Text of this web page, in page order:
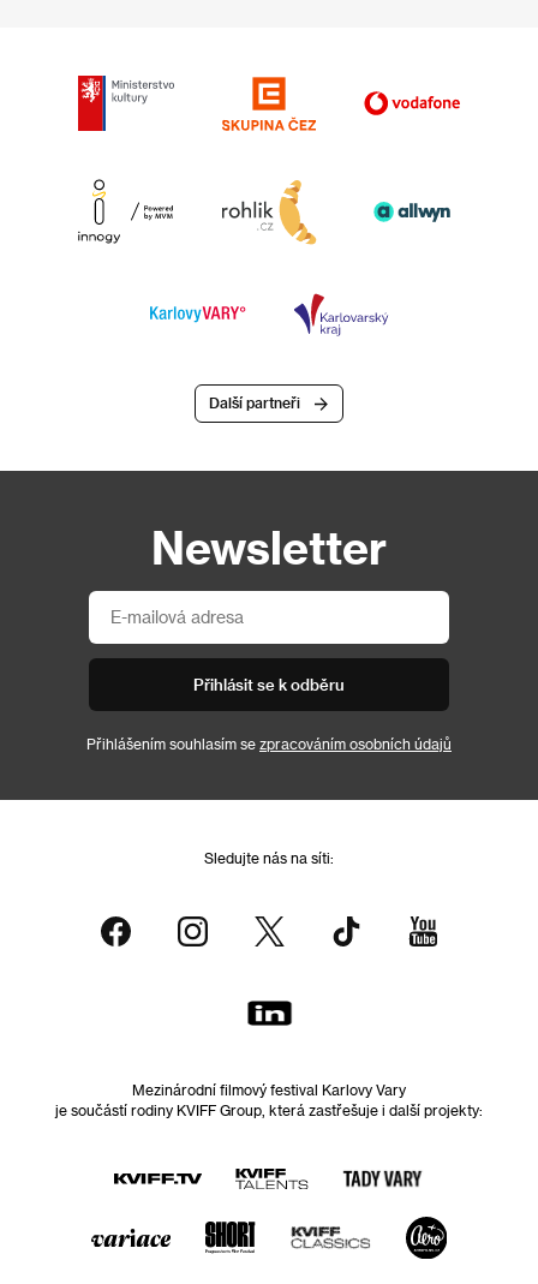
Další partneři
Newsletter
Přihlásit se k odběru
Přihlášením souhlasím se zpracováním osobních údajů
Sledujte nás na síti:
Mezinárodní filmový festival Karlovy Vary
je součástí rodiny KVIFF Group, která zastřešuje i další projekty: